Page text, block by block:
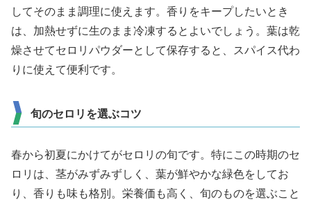
してそのまま調理に使えます。香りをキープしたいとき
は、加熱せずに生のまま冷凍するとよいでしょう。葉は乾
燥させてセロリパウダーとして保存すると、スパイス代わ
りに使えて便利です。
旬のセロリを選ぶコツ
春から初夏にかけてがセロリの旬です。特にこの時期のセ
ロリは、茎がみずみずしく、葉が鮮やかな緑色をしてお
り、香りも味も格別。栄養価も高く、旬のものを選ぶこと